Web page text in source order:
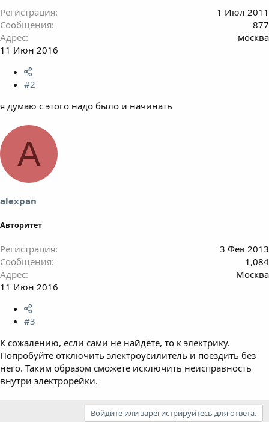
Регистрация
1 Июл 2011
Сообщения
877
Адрес
москва
11 Июн 2016
#2
я думаю с этого надо было и начинать
A
alexpan
Авторитет
Регистрация
3 Фев 2013
Сообщения
1,084
Адрес
Москва
11 Июн 2016
#3
К сожалению, если сами не найдёте, то к электрику.
Попробуйте отключить электроусилитель и поездить без
него. Таким образом сможете исключить неисправность
внутри электрорейки.
Войдите или зарегистрируйтесь для ответа.